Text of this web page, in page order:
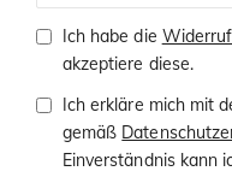
Ich habe die
akzeptiere diese.
Ich erkläre mich mit
gemäß
Einverständnis kann